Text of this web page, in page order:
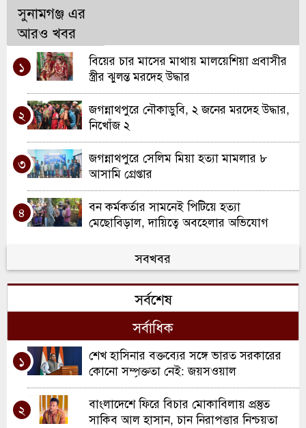
সুনামগঞ্জ এর
আরও খবর
১
বিয়ের চার মাসের মাথায় মালয়েশিয়া প্রবাসীর
স্ত্রীর ঝুলন্ত মরদেহ উদ্ধার
২
জগন্নাথপুরে নৌকাডুবি, ২ জনের মরদেহ উদ্ধার,
নিখোঁজ ২
৩
জগন্নাথপুরে সেলিম মিয়া হত্যা মামলার ৮
আসামি গ্রেপ্তার
৪
বন কর্মকর্তার সামনেই পিটিয়ে হত্যা
মেছোবিড়াল, দায়িত্বে অবহেলার অভিযোগ
জগন্নাথপুর পৌরসভার ২২ কোটি ৫০ লাখ টাকার
বাজেট পেশ
৬
জগন্নাথপুরে দুই মাদকসেবীকে কারাদণ্ড, ৫
দোকানিকে অর্থদণ্ড
৭
আগেরদিন স্ত্রীর সঙ্গে ঝগড়া, পরেরদিন স্বামীর
ঝুলন্ত মরদেহ উদ্ধার
৮
জগন্নাথপুরে জমি নিয়ে বিরোধের জেরে সংঘর্ষ,
নিহত ১
সবখবর
সর্বশেষ
সর্বাধিক
১
শেখ হাসিনার বক্তব্যের সঙ্গে ভারত সরকারের
কোনো সম্পৃক্ততা নেই: জয়সওয়াল
২
বাংলাদেশে ফিরে বিচার মোকাবিলায় প্রস্তুত
সাকিব আল হাসান, চান নিরাপত্তার নিশ্চয়তা